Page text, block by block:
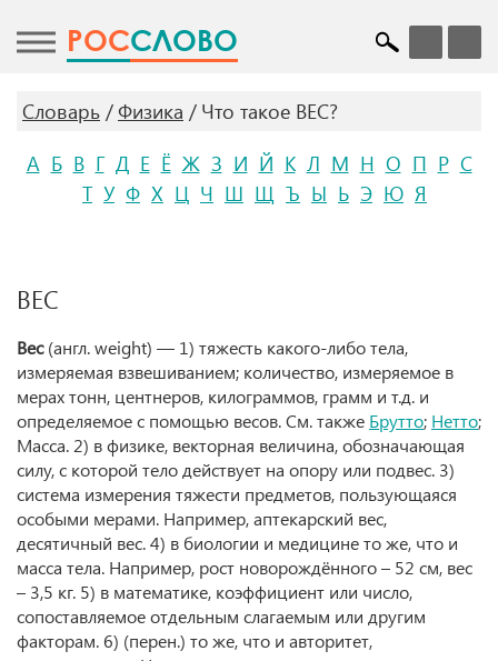
POCСЛОВО
Словарь Физика
Что такое ВЕС?
А Б В Г Д Е Ё Ж З И Й К Л М Н О П Р С
Т У Ф Х Ц Ч Ш Щ Ъ Ы Ь Э Ю Я
ВЕС
Вес(англ. weight) — 1) тяжесть какого-либо тела,
измеряемая взвешиванием; количество, измеряемое в
мерах тонн, центнеров, килограммов, грамм и т.д. и
определяемое с помощью весов. См. также Брутто; Нетто;
Масса. 2) в физике, векторная величина, обозначающая
силу, с которой тело действует на опору или подвес. 3)
система измерения тяжести предметов, пользующаяся
особыми мерами. Например, аптекарский вес,
десятичный вес. 4) в биологии и медицине то же, что и
масса тела. Например, рост новорождённого – 52 см, вес
– 3,5 кг. 5) в математике, коэффициент или число,
сопоставляемое отдельным слагаемым или другим
факторам. 6) (перен.) то же, что и авторитет,